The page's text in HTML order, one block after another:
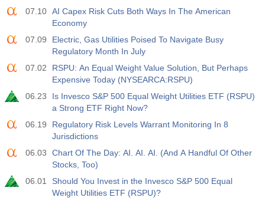
07.10 AI Capex Risk Cuts Both Ways In The American
Economy
07.09
Electric, Gas Utilities Poised To Navigate Busy
Regulatory Month In July
07.02
RSPU: An Equal Weight Value Solution, But Perhaps
Expensive Today (NYSEARCA:RSPU)
06.23
Is Invesco S&P 500 Equal Weight Utilities ETF (RSPU)
a Strong ETF Right Now?
06.19
Regulatory Risk Levels Warrant Monitoring In 8
Jurisdictions
06.03
Chart Of The Day: AI. AI. AI. (And A Handful Of Other
Stocks, Too)
06.01
Should You Invest in the Invesco S&P 500 Equal
Weight Utilities ETF (RSPU)?